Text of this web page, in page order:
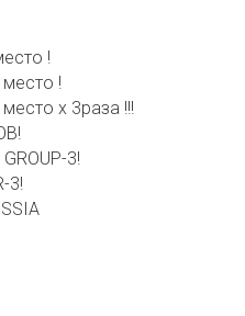
!
место !
х 3раза !!!
3!
3!